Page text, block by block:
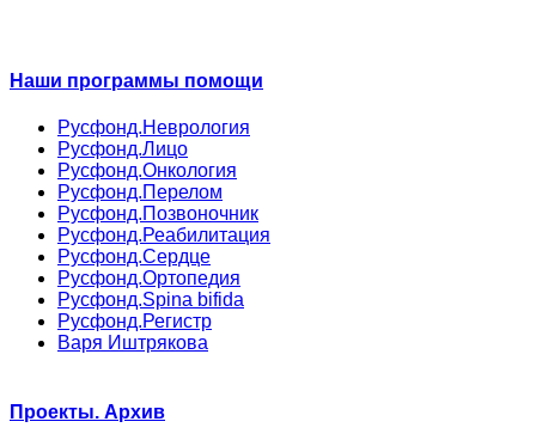
Наши программы помощи
Русфонд.Неврология
Русфонд.Лицо
Русфонд.Онкология
Русфонд.Перелом
Русфонд.Позвоночник
Русфонд.Реабилитация
Русфонд.Сердце
Русфонд.Ортопедия
Русфонд.Spina bifida
Русфонд.Регистр
Варя Иштрякова
Проекты. Архив